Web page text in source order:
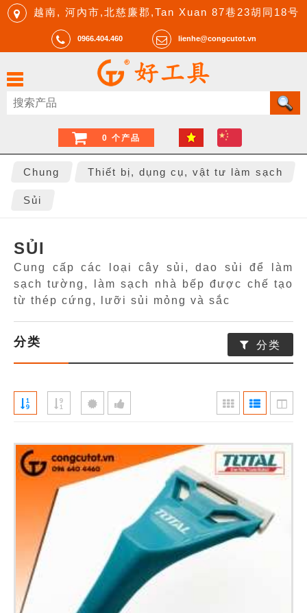
越南, 河內市,北慈廉郡,Tan Xuan 87巷23胡同18号
0966.404.460 lienhe@congcutot.vn
0 个产品
Chung Thiết bị, dụng cụ, vật tư làm sạch
Sủi
SỦI
Cung cấp các loại cây sủi, dao sủi để làm
sạch tường, làm sạch nhà bếp được chế tạo
từ thép cứng, lưỡi sủi mỏng và sắc
分类 分类